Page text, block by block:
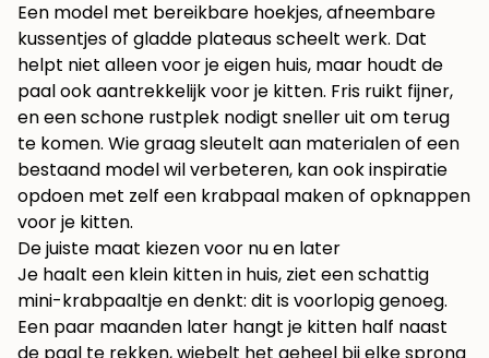
Een model met bereikbare hoekjes, afneembare
kussentjes of gladde plateaus scheelt werk. Dat
helpt niet alleen voor je eigen huis, maar houdt de
paal ook aantrekkelijk voor je kitten. Fris ruikt fijner,
en een schone rustplek nodigt sneller uit om terug
te komen. Wie graag sleutelt aan materialen of een
bestaand model wil verbeteren, kan ook inspiratie
opdoen met zelf een krabpaal maken of opknappen
voor je kitten.
De juiste maat kiezen voor nu en later
Je haalt een klein kitten in huis, ziet een schattig
mini-krabpaaltje en denkt: dit is voorlopig genoeg.
Een paar maanden later hangt je kitten half naast
de paal te rekken, wiebelt het geheel bij elke sprong